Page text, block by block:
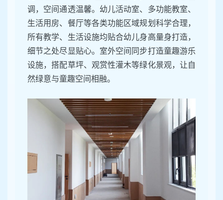
调，空间通透温馨。幼儿活动室、多功能教室、
生活用房、餐厅等各类功能区域规划科学合理，
所有教学、生活设施均贴合幼儿身高量身打造，
细节之处尽显贴心。室外空间同步打造童趣游乐
设施，搭配草坪、观赏性灌木等绿化景观，让自
然绿意与童趣空间相融。